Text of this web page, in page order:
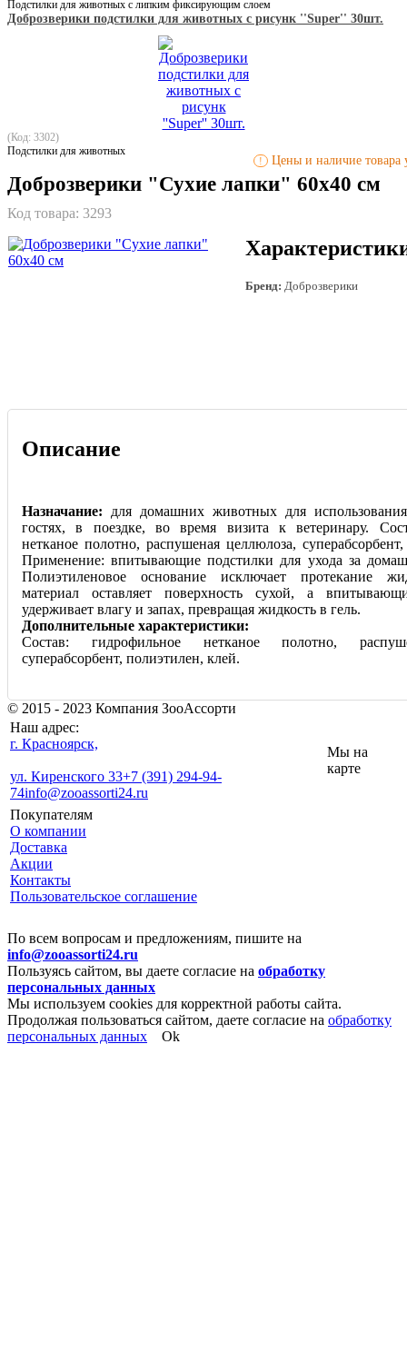
Подстилки для животных с липким фиксирующим слоем
Доброзверики подстилки для животных с рисунк ''Super'' 30шт.
(Код: 3302)
Подстилки для животных
! Цены и наличие товара
Доброзверики "Сухие лапки" 60х40 см
Код товара: 3293
Бренд: Доброзверики
Описание
Назначание: для домашних животных для
гостях, в поездке, во время визита к ветеринару.
нетканое полотно, распушеная целлюлоза,
Применение: впитывающие подстилки для ухода за
Полиэтиленовое основание исключает протекание
материал оставляет поверхность сухой, а
удерживает влагу и запах, превращая жидкость в гель.
Дополнительные характеристики:
Состав: гидрофильное нетканое полотно,
суперабсорбент, полиэтилен, клей.
© 2015 - 2023 Компания ЗооАссорти
Наш адрес:
г. Красноярск,
ул. Киренского 33+7 (391) 294-94-
74info@zooassorti24.ru
Мы на
карте
Покупателям
О компании
Доставка
Акции
Контакты
Пользовательское соглашение
По всем вопросам и предложениям, пишите на
info@zooassorti24.ru
Пользуясь сайтом, вы даете согласие на обработку
персональных данных
Мы используем cookies для корректной работы сайта.
Продолжая пользоваться сайтом, даете согласие на обработку
персональных данных
Ok